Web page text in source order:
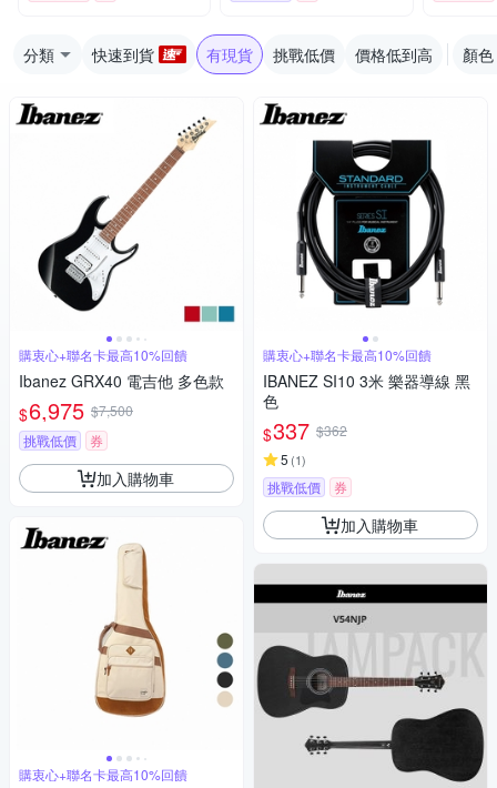
分類 快速到貨 有現貨 挑戰低價 價格低到高 顏色
購衷心+聯名卡最高10%回饋
Ibanez GRX40 電吉他 多色款
$6,975 $7,500
挑戰低價
券
加入購物車
購衷心+聯名卡最高10%回饋
購衷心+聯名卡最高10%回饋
IBANEZ SI10 3米 樂器導線 黑
色
$337 $362
5 (1)
挑戰低價 券
加入購物車